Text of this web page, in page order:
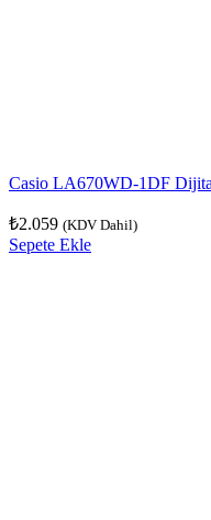
Casio LA670WD-1DF
₺2.059 (KDV Dahil)
Sepete Ekle